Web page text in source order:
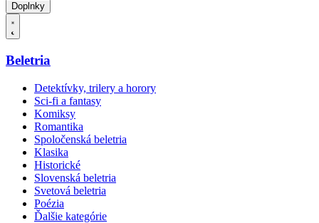
Doplnky
Beletria
Detektívky, trilery a horory
Sci-fi a fantasy
Komiksy
Romantika
Spoločenská beletria
Klasika
Historické
Slovenská beletria
Svetová beletria
Poézia
Ďalšie kategórie